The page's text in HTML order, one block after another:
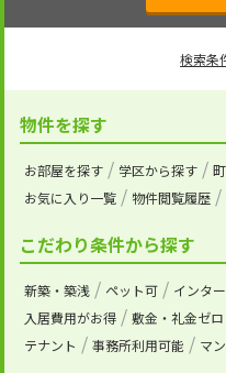
検索条
物件を探す
お部屋を探す 学区から探す
お気に入り一覧
物件閲覧履歴
こだわり条件から探す
新築・築浅 ペット可 インタ
入居費用がお得
敷金・礼金ゼロ
テナント
事務所利用可能 マ